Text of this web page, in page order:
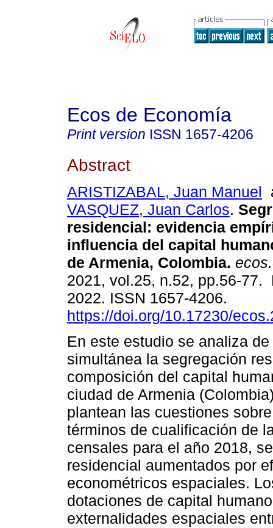
Ecos de Economía
Print version ISSN 1657-4206
Abstract
ARISTIZABAL, Juan Manuel
VASQUEZ, Juan Carlos.
residencial: evidencia
influencia del capital
de Armenia, Colombia.
2021, vol.25, n.52, pp.56-77.
2022. ISSN 1657-4206.
https://doi.org/10.17230/
En este estudio se analiza de
simultánea la segregación
composición del capital
ciudad de Armenia
plantean las cuestiones
términos de cualificación de
censales para el año 2018,
residencial aumentados por
econométricos espaciales.
dotaciones de capital
externalidades espaciales